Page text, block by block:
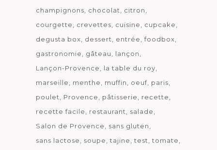
champignons
chocolat
citron
courgette
crevettes cuisine
cupcake
degusta box
dessert entrée
foodbox
gastronomie
gâteau
lançon
Lançon-Provence
la table du roy
marseille
menthe muffin oeuf paris
poulet
Provence pâtisserie
recette
recette facile
restaurant
salade
Salon de Provence
sans gluten
sans lactose
soupe tajine test tomate